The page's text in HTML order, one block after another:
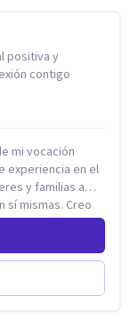
positiva y
contigo
mi vocación
experiencia en el
y familias a
sí mismas. Creo
y que cada
trae
una
humanista,
mental y